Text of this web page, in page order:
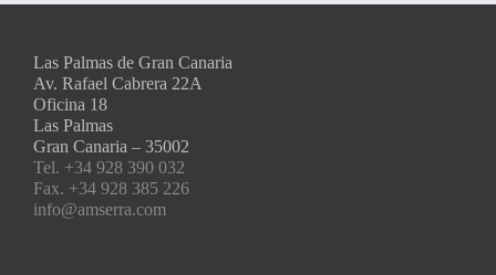
Las Palmas de Gran Canaria
Av. Rafael Cabrera 22A
Oficina 18
Las Palmas
Gran Canaria – 35002
Tel. +34 928 390 032
Fax. +34 928 385 226
info@amserra.com